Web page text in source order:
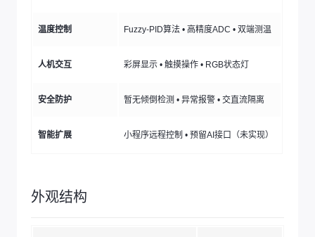
温度控制 Fuzzy-PID算法 • 高精度ADC • 双端测温
人机交互 彩屏显示 • 触摸操作 • RGB状态灯
安全防护 暂无倾倒检测 • 异常报警 • 交直流隔离
智能扩展 小程序远程控制 • 预留AI接口（未实现）
外观结构